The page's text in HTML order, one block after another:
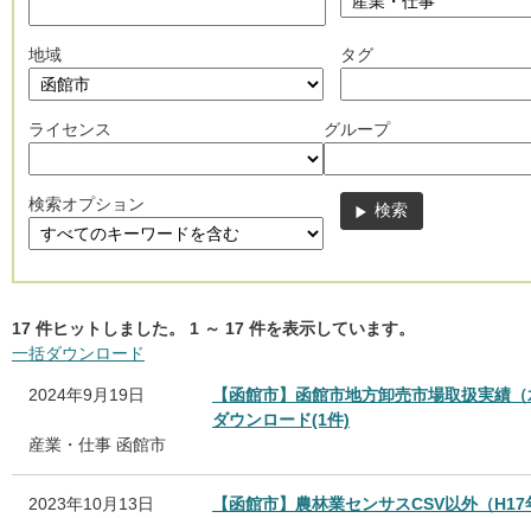
地域 タグ
ライセンス グループ
検索オプション
17 件ヒットしました。 1 ～ 17 件を表示しています。
一括ダウンロード
2024年9月19日
【函館市】函館市地方卸売市場取扱実績
ダウンロード(1件)
産業・仕事 函館市
2023年10月13日
【函館市】農林業センサスCSV以外（